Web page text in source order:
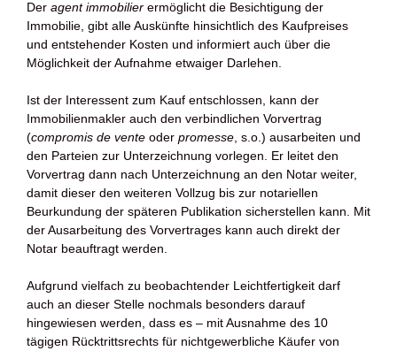
Der agent immobilier ermöglicht die Besichtigung der
Immobilie, gibt alle Auskünfte hinsichtlich des Kaufpreises
und entstehender Kosten und informiert auch über die
Möglichkeit der Aufnahme etwaiger Darlehen.
Ist der Interessent zum Kauf entschlossen, kann der
Immobilienmakler auch den verbindlichen Vorvertrag
(compromis de vente oder promesse , s.o.) ausarbeiten und
den Parteien zur Unterzeichnung vorlegen. Er leitet den
Vorvertrag dann nach Unterzeichnung an den Notar weiter,
damit dieser den weiteren Vollzug bis zur notariellen
Beurkundung der späteren Publikation sicherstellen kann. Mit
der Ausarbeitung des Vorvertrages kann auch direkt der
Notar beauftragt werden.
Aufgrund vielfach zu beobachtender Leichtfertigkeit darf
auch an dieser Stelle nochmals besonders darauf
hingewiesen werden, dass es – mit Ausnahme des 10
tägigen Rücktrittsrechts für nichtgewerbliche Käufer von